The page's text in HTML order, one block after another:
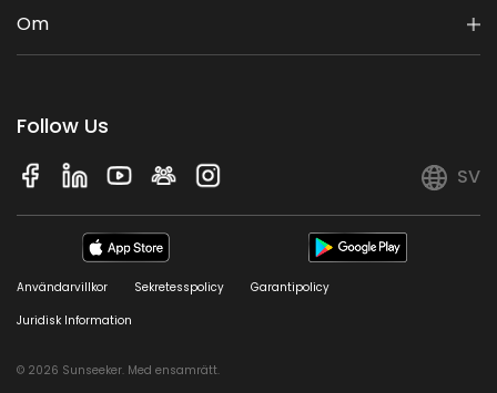
Om
Follow Us
SV
Användarvillkor Sekretesspolicy
Garantipolicy
Juridisk Information
© 2026 Sunseeker. Med ensamrätt.